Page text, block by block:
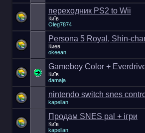
переходник PS2 to Wii
Київ
Oleg7874
Persona 5 Royal, Shin-
Киев
okeean
Gameboy Color +
Київ
damaja
nintendo switch snes
kapellan
Продам SNES pal + ігри
Київ
kapellan